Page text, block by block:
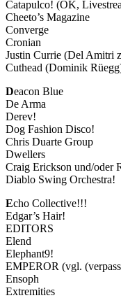
Catapulco! (OK,
Cheeto’s Magazine
Converge
Cronian
Justin Currie (Del Amitri
Cuthead (Dominik
Deacon Blue
De Arma
Derev!
Dog Fashion Disco!
Chris Duarte Group
Dwellers
Craig Erickson und/oder
Diablo Swing Orchestra!
Echo Collective!!!
Edgar’s Hair!
EDITORS
Elend
Elephant9!
EMPEROR (vgl.
Ensoph
Extremities